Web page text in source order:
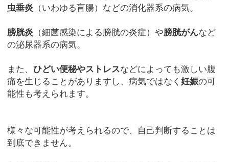
虫垂炎 （いわゆる盲腸）などの消化器系の病気。
膀胱炎 （細菌感染による膀胱の炎症）や膀胱がんなど
の泌尿器系の病気。
また、ひどい便秘やストレスなどによっても激しい腹
痛を生じることがありますし、病気ではなく妊娠の可
能性も考えられます。
様々な可能性が考えられるので、自己判断することは
到底できません。